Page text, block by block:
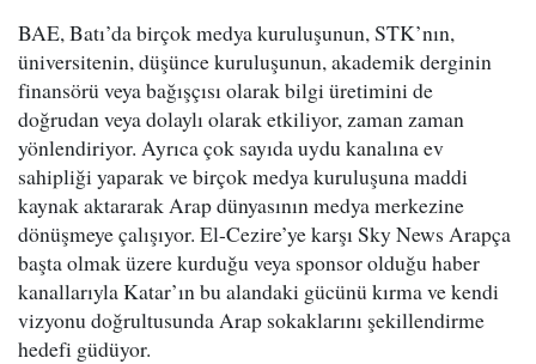
BAE, Batı’da birçok medya kuruluşunun, STK’nın,
üniversitenin, düşünce kuruluşunun, akademik derginin
finansörü veya bağışçısı olarak bilgi üretimini de
doğrudan veya dolaylı olarak etkiliyor, zaman zaman
yönlendiriyor. Ayrıca çok sayıda uydu kanalına ev
sahipliği yaparak ve birçok medya kuruluşuna maddi
kaynak aktararak Arap dünyasının medya merkezine
dönüşmeye çalışıyor. El-Cezire’ye karşı Sky News Arapça
başta olmak üzere kurduğu veya sponsor olduğu haber
kanallarıyla Katar’ın bu alandaki gücünü kırma ve kendi
vizyonu doğrultusunda Arap sokaklarını şekillendirme
hedefi güdüyor.